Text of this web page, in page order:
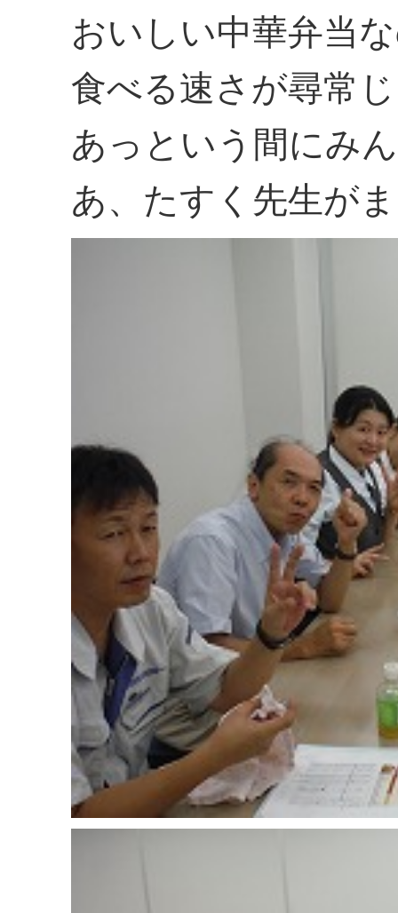
おいしい中華弁当
食べる速さが尋常
あっという間にみ
あ、たすく先生が